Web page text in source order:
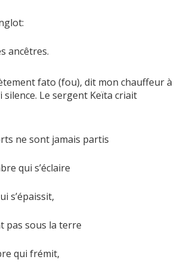
ancêtres.
fato (fou), dit mon chauffeur à
silence. Le sergent Keïta criait
ne sont jamais partis
qui s’éclaire
s’épaissit,
pas sous la terre
qui frémit,